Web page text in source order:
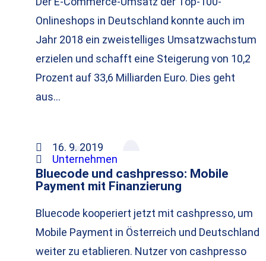
Onlineshops in Deutschland konnte auch im
Jahr 2018 ein zweistelliges Umsatzwachstum
erzielen und schafft eine Steigerung von 10,2
Prozent auf 33,6 Milliarden Euro. Dies geht
aus…
16. 9. 2019
Unternehmen
Bluecode und cashpresso: Mobile
Payment mit Finanzierung
Bluecode kooperiert jetzt mit cashpresso, um
Mobile Payment in Österreich und Deutschland
weiter zu etablieren. Nutzer von cashpresso